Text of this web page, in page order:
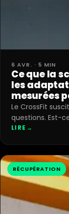
6 AVR. · 5 MIN
Ce que la
les
mesurées
Le CrossFit
questions. Est-
LIRE →
RÉCUPÉRATION